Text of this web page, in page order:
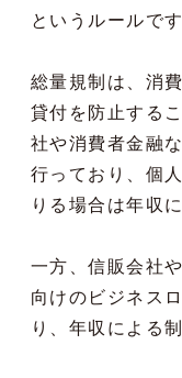
というルールです
総量規制は、消
貸付を防止する
社や消費者金融
行っており、個
りる場合は年収
一方、信販会社
向けのビジネス
り、年収による